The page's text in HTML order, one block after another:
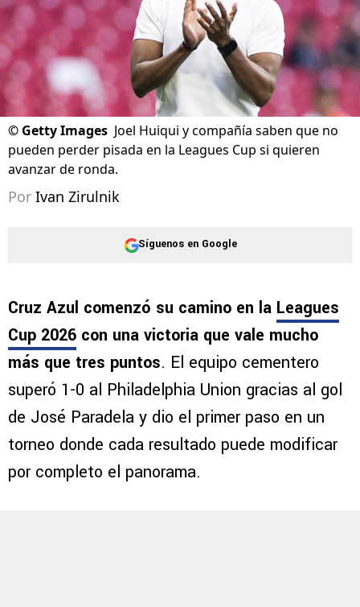
© Getty Images Joel Huiqui y compañía saben que no
pueden perder pisada en la Leagues Cup si quieren
avanzar de ronda.
Por Ivan Zirulnik
Síguenos en Google
Cruz Azul comenzó su camino en la Leagues
Cup 2026 con una victoria que vale mucho
más que tres puntos. El equipo cementero
superó 1-0 al Philadelphia Union gracias al gol
de José Paradela y dio el primer paso en un
torneo donde cada resultado puede modificar
por completo el panorama.